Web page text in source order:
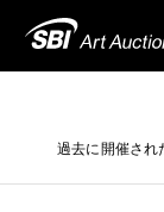
過去に開催され